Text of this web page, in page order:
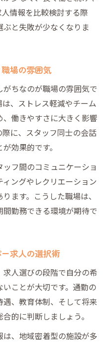
情報を比較検討する際
と失敗が少なくなりま
場の雰囲気
ちなのが職場の雰囲気で
、ストレス軽減やチーム
働きやすさに大きく影響
に、スタッフ同士の会話
効果的です。
フ間のコミュニケーショ
ングやレクリエーション
ます。こうした職場は、
勤務できる環境が期待で
求人の選択術
人選びの段階で自分の希
ことが大切です。通勤の
、教育体制、そして将来
的に判断しましょう。
、地域密着型の施設が多